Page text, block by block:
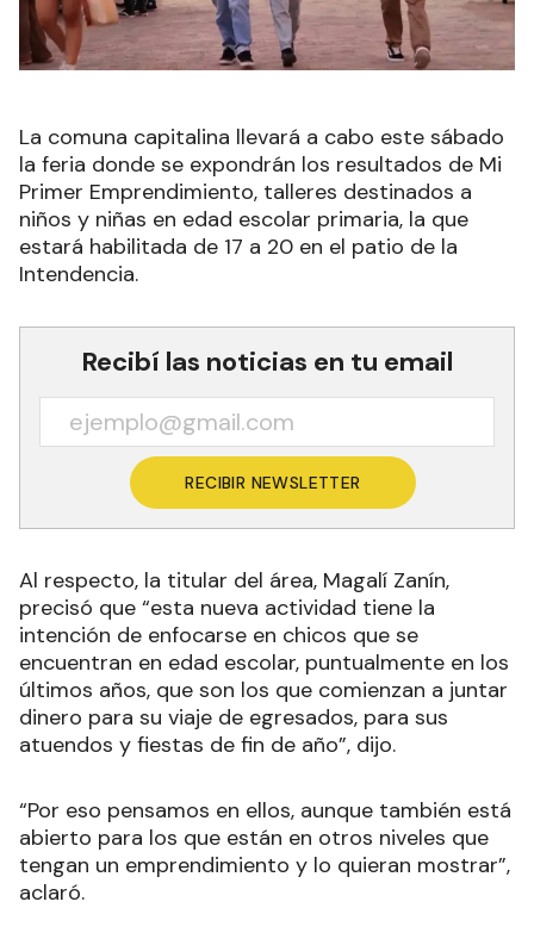
La comuna capitalina llevará a cabo este sábado
la feria donde se expondrán los resultados de Mi
Primer Emprendimiento, talleres destinados a
niños y niñas en edad escolar primaria, la que
estará habilitada de 17 a 20 en el patio de la
Intendencia.
Recibí las noticias en tu email
RECIBIR NEWSLETTER
Al respecto, la titular del área, Magalí Zanín,
precisó que “esta nueva actividad tiene la
intención de enfocarse en chicos que se
encuentran en edad escolar, puntualmente en los
últimos años, que son los que comienzan a juntar
dinero para su viaje de egresados, para sus
atuendos y fiestas de fin de año”, dijo.
“Por eso pensamos en ellos, aunque también está
abierto para los que están en otros niveles que
tengan un emprendimiento y lo quieran mostrar”,
aclaró.